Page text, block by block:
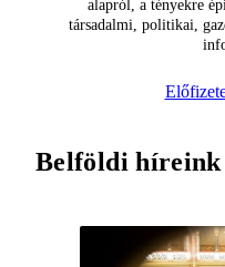
alapról, a tényekre
társadalmi, politikai,
Belföldi híreink